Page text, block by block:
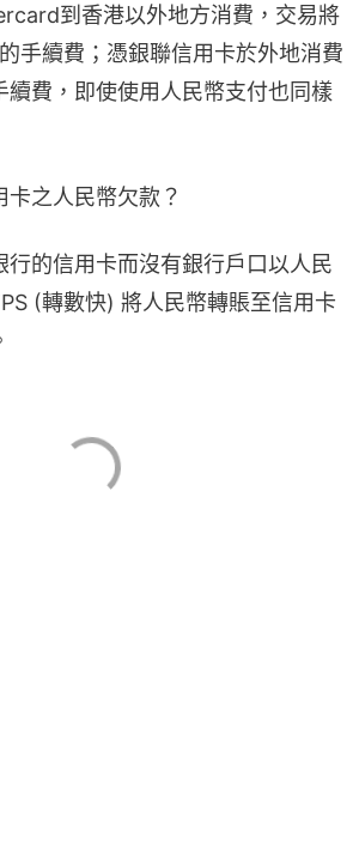
到香港以外地方消費，交易將
手續費；憑銀聯信用卡於外地消費
續費，即使使用人民幣支付也同樣
之人民幣欠款？
行的信用卡而沒有銀行戶口以人民
(轉數快) 將人民幣轉賬至信用卡